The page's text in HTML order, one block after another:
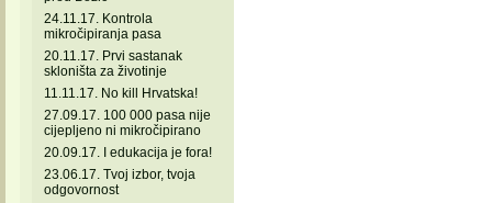
24.11.17. Kontrola
mikročipiranja pasa
20.11.17. Prvi sastanak
skloništa za životinje
11.11.17. No kill Hrvatska!
27.09.17. 100 000 pasa nije
cijepljeno ni mikročipirano
20.09.17. I edukacija je fora!
23.06.17. Tvoj izbor, tvoja
odgovornost